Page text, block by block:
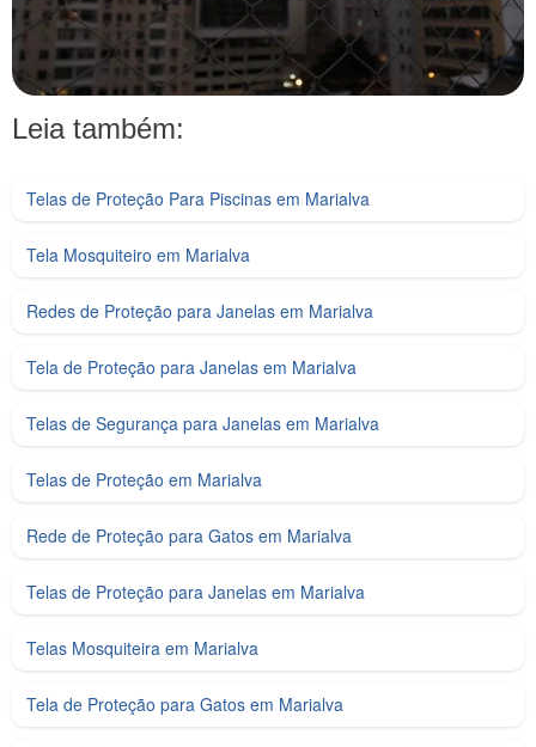
Leia também:
Telas de Proteção Para Piscinas em Marialva
Tela Mosquiteiro em Marialva
Redes de Proteção para Janelas em Marialva
Tela de Proteção para Janelas em Marialva
Telas de Segurança para Janelas em Marialva
Telas de Proteção em Marialva
Rede de Proteção para Gatos em Marialva
Telas de Proteção para Janelas em Marialva
Telas Mosquiteira em Marialva
Tela de Proteção para Gatos em Marialva